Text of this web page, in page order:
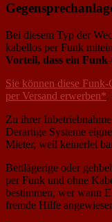
Bei diesem Typ der
kabellos per Funk
Vorteil, dass ein
Sie können diese
per Versand erwerben*.
Zu ihrer
Derartige Systeme
Mieter, weil keinerlei
Bettlägerige oder
per Funk und ohne
bestimmen, wer wann
fremde Hilfe